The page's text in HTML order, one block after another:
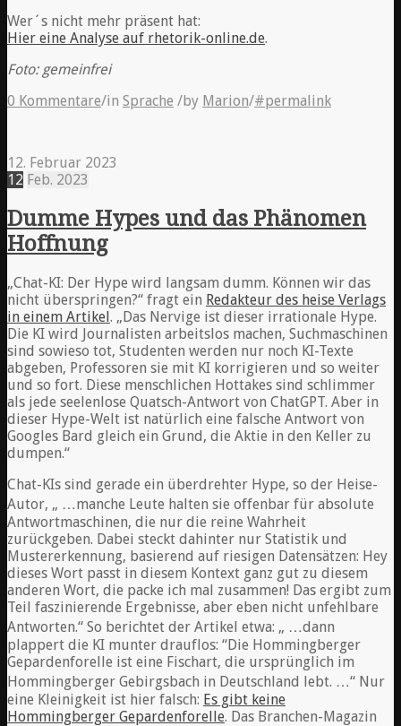
Wer´s nicht mehr präsent hat:
Hier eine Analyse auf rhetorik-online.de.
Foto: gemeinfrei
0 Kommentare/in Sprache /by Marion/#permalink
12. Februar 2023
12 Feb. 2023
Dumme Hypes und das Phänomen
Hoffnung
„Chat-KI: Der Hype wird langsam dumm. Können wir das
nicht überspringen?“ fragt ein Redakteur des heise Verlags
in einem Artikel. „Das Nervige ist dieser irrationale Hype.
Die KI wird Journalisten arbeitslos machen, Suchmaschinen
sind sowieso tot, Studenten werden nur noch KI-Texte
abgeben, Professoren sie mit KI korrigieren und so weiter
und so fort. Diese menschlichen Hottakes sind schlimmer
als jede seelenlose Quatsch-Antwort von ChatGPT. Aber in
dieser Hype-Welt ist natürlich eine falsche Antwort von
Googles Bard gleich ein Grund, die Aktie in den Keller zu
dumpen.“
Chat-KIs sind gerade ein überdrehter Hype, so der Heise-
Autor, „ …manche Leute halten sie offenbar für absolute
Antwortmaschinen, die nur die reine Wahrheit
zurückgeben. Dabei steckt dahinter nur Statistik und
Mustererkennung, basierend auf riesigen Datensätzen: Hey
dieses Wort passt in diesem Kontext ganz gut zu diesem
anderen Wort, die packe ich mal zusammen! Das ergibt zum
Teil faszinierende Ergebnisse, aber eben nicht unfehlbare
Antworten.“ So berichtet der Artikel etwa: „ …dann
plappert die KI munter drauflos: “Die Hommingberger
Gepardenforelle ist eine Fischart, die ursprünglich im
Hommingberger Gebirgsbach in Deutschland lebt. …“ Nur
eine Kleinigkeit ist hier falsch: Es gibt keine
Hommingberger Gepardenforelle. Das Branchen-Magazin